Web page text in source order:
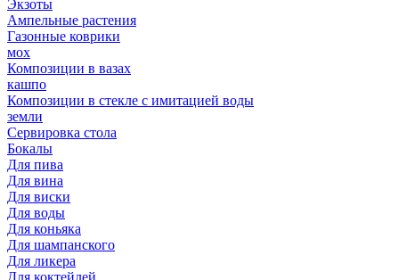
Экзоты
Ампельные растения
Газонные коврики
мох
Композиции в вазах
кашпо
Композиции в стекле с имитацией воды
земли
Сервировка стола
Бокалы
Для пива
Для вина
Для виски
Для воды
Для коньяка
Для шампанского
Для ликера
Для коктейлей